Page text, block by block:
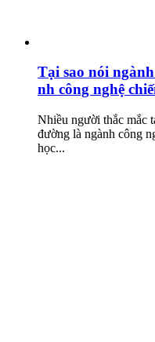
Tại sao nói
nh công nghệ
Nhiều người thắc mắc
đường là ngành công
học...